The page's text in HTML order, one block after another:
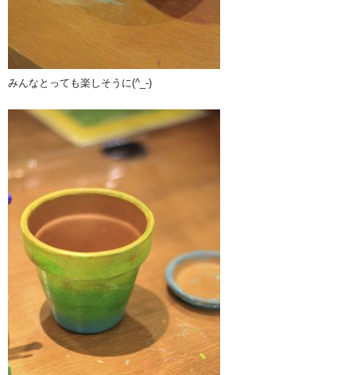
みんなとっても楽しそうに(^_-)